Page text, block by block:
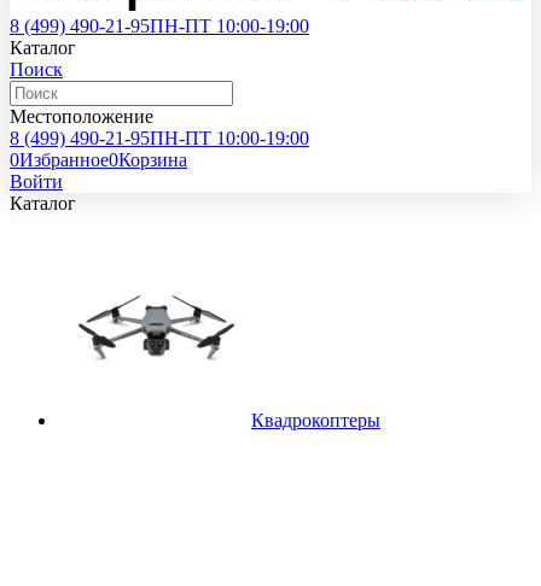
8 (499) 490-21-95ПН-ПТ 10:00-19:00
Каталог
Поиск
Местоположение
8 (499) 490-21-95ПН-ПТ 10:00-19:00
0Избранное0Корзина
Войти
Каталог
Квадрокоптеры